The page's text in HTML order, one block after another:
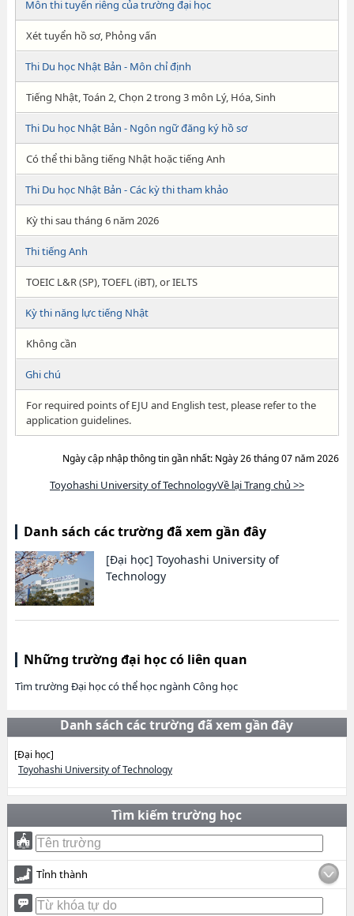
Môn thi tuyển riêng của trường đại học
Xét tuyển hồ sơ, Phỏng vấn
Thi Du học Nhật Bản - Môn chỉ định
Tiếng Nhật, Toán 2, Chọn 2 trong 3 môn Lý, Hóa, Sinh
Thi Du học Nhật Bản - Ngôn ngữ đăng ký hồ sơ
Có thể thi bằng tiếng Nhật hoặc tiếng Anh
Thi Du học Nhật Bản - Các kỳ thi tham khảo
Kỳ thi sau tháng 6 năm 2026
Thi tiếng Anh
TOEIC L&R (SP), TOEFL (iBT), or IELTS
Kỳ thi năng lực tiếng Nhật
Không cần
Ghi chú
For required points of EJU and English test, please refer to the
application guidelines.
Ngày cập nhập thông tin gần nhất: Ngày 26 tháng 07 năm 2026
Toyohashi University of TechnologyVề lại Trang chủ >>
Danh sách các trường đã xem gần đây
[Đại học] Toyohashi University of
Technology
Những trường đại học có liên quan
Tìm trường Đại học có thể học ngành Công học
Danh sách các trường đã xem gần đây
[Đại học]
Toyohashi University of Technology
Tìm kiếm trường học
Tỉnh thành